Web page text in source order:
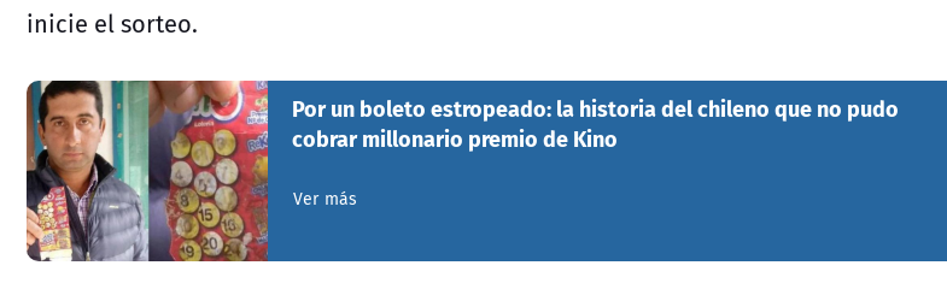
inicie el sorteo.
Por un boleto estropeado: la historia del chileno que no pudo
cobrar millonario premio de Kino
Ver más